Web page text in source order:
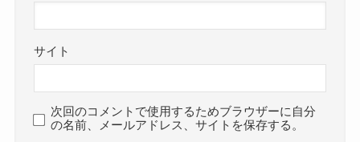
サイト
次回のコメントで使用するためブラウザーに自分
の名前、メールアドレス、サイトを保存する。